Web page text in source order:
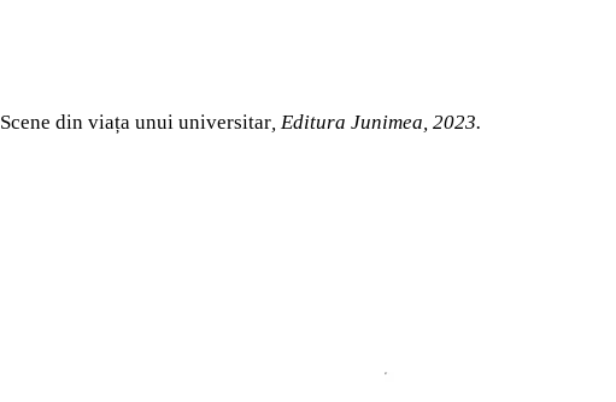
Scene din viața unui universitar, Editura Junimea, 2023.